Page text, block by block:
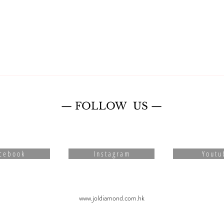
— ​FOLLOW US —
e b o o k I n s t a g r a m Y o u t u
www.joldiamond.com.hk